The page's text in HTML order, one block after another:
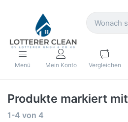
Menü Mein Konto Vergleichen
Produkte markiert mit
1-4 von 4